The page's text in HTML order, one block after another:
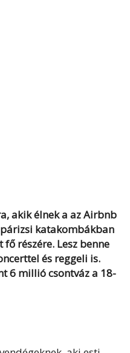
akik élnek a az Airbnb
katakombákban
részére. Lesz benne
és reggeli is.
6 millió csontváz a 18-